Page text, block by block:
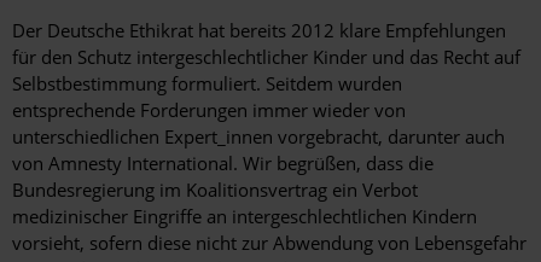
Der Deutsche Ethikrat hat bereits 2012 klare Empfehlungen
für den Schutz intergeschlechtlicher Kinder und das Recht auf
Selbstbestimmung formuliert. Seitdem wurden
entsprechende Forderungen immer wieder von
unterschiedlichen Expert_innen vorgebracht, darunter auch
von Amnesty International. Wir begrüßen, dass die
Bundesregierung im Koalitionsvertrag ein Verbot
medizinischer Eingriffe an intergeschlechtlichen Kindern
vorsieht, sofern diese nicht zur Abwendung von Lebensgefahr